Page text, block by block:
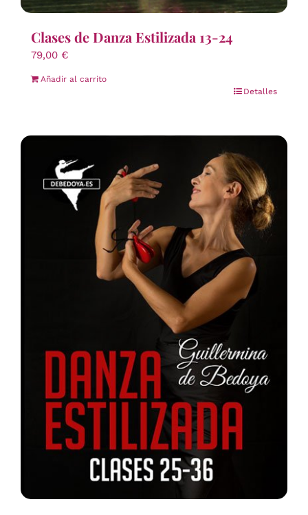
Clases de Danza Estilizada 13-24
79,00 €
Añadir al carrito
Detalles